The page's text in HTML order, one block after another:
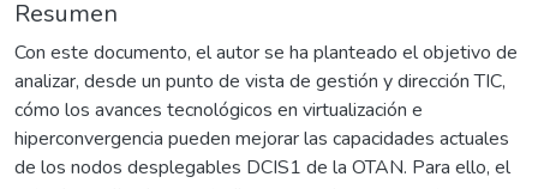
Resumen
Con este documento, el autor se ha planteado el objetivo de
analizar, desde un punto de vista de gestión y dirección TIC,
cómo los avances tecnológicos en virtualización e
hiperconvergencia pueden mejorar las capacidades actuales
de los nodos desplegables DCIS1 de la OTAN. Para ello, el